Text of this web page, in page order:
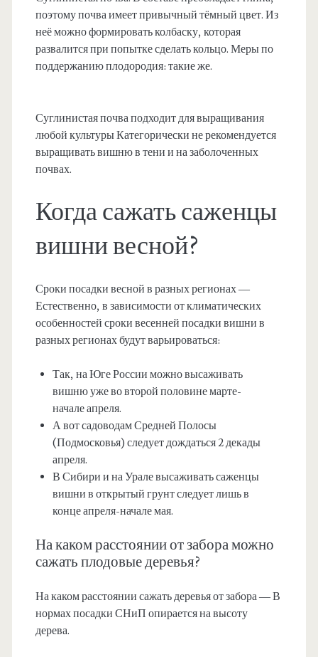
поэтому почва имеет привычный тёмный цвет. Из
неё можно формировать колбаску, которая
развалится при попытке сделать кольцо. Меры по
поддержанию плодородия: такие же.
Суглинистая почва подходит для выращивания
любой культуры Категорически не рекомендуется
выращивать вишню в тени и на заболоченных
почвах.
Когда сажать саженцы
вишни весной?
Сроки посадки весной в разных регионах —
Естественно, в зависимости от климатических
особенностей сроки весенней посадки вишни в
разных регионах будут варьироваться:
Так, на Юге России можно высаживать
вишню уже во второй половине марте-
начале апреля.
А вот садоводам Средней Полосы
(Подмосковья) следует дождаться 2 декады
апреля.
В Сибири и на Урале высаживать саженцы
вишни в открытый грунт следует лишь в
конце апреля-начале мая.
На каком расстоянии от забора можно
сажать плодовые деревья?
На каком расстоянии сажать деревья от забора — В
нормах посадки СНиП опирается на высоту
дерева.